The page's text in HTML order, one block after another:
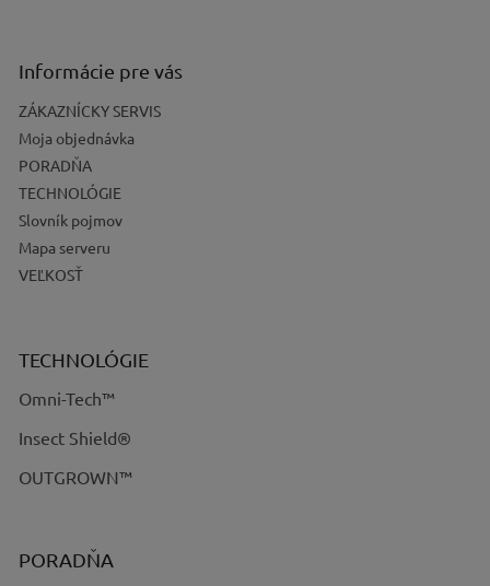
Informácie pre vás
ZÁKAZNÍCKY SERVIS
Moja objednávka
PORADŇA
TECHNOLÓGIE
Slovník pojmov
Mapa serveru
VEĽKOSŤ
TECHNOLÓGIE
Omni-Tech™
Insect Shield®
OUTGROWN™
PORADŇA